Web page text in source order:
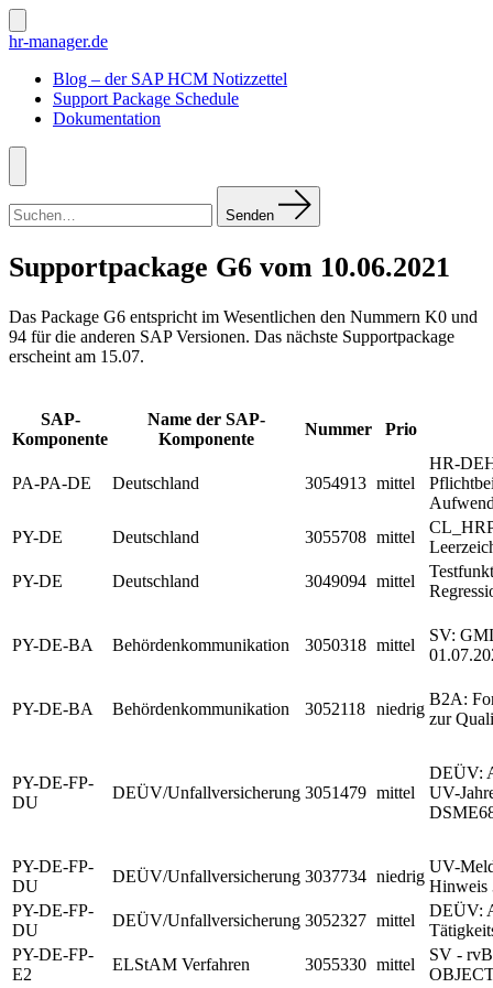
Zum
Inhalt
Suche
ein-/ausblenden
hr-manager.de
Blog – der SAP HCM Notizzettel
Support Package Schedule
Dokumentation
Menü
nach:
Senden
Supportpackage G6 vom 10.06.2021
Das Package G6 entspricht im Wesentlichen den Nummern K0 und
94 für die anderen SAP Versionen. Das nächste Supportpackage
erscheint am 15.07.
SAP-
Komponente
Name der SAP-
Komponente
Nummer Prio
PA-PA-DE Deutschland 3054913 mittel
HR-
PY-DE
Deutschland 3055708 mittel
PY-DE
Deutschland 3049094 mittel
PY-DE-BA Behördenkommunikation 3050318 mittel
SV:
PY-DE-BA Behördenkommunikation 3052118 niedrig
B2A:
zur
PY-DE-FP-
DU
DEÜV/Unfallversicherung 3051479 mittel
DEÜV:
UV-
PY-DE-FP-
DU
DEÜV/Unfallversicherung 3037734 niedrig
UV-
Hinweis
PY-DE-FP-
DU
DEÜV/Unfallversicherung 3052327 mittel
DEÜV:
PY-DE-FP-
E2
ELStAM Verfahren 3055330 mittel
SV -